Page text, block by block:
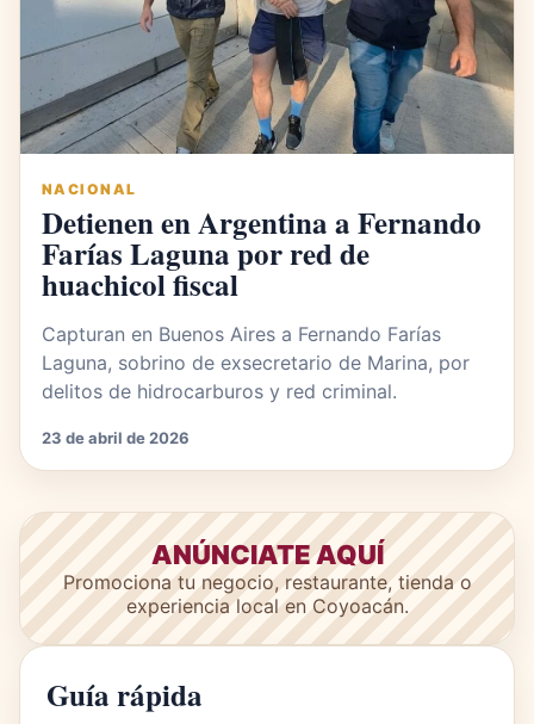
NACIONAL
Detienen en Argentina a Fernando
Farías Laguna por red de
huachicol fiscal
Capturan en Buenos Aires a Fernando Farías
Laguna, sobrino de exsecretario de Marina, por
delitos de hidrocarburos y red criminal.
23 de abril de 2026
ANÚNCIATE AQUÍ
Promociona tu negocio, restaurante, tienda o
experiencia local en Coyoacán.
Guía rápida